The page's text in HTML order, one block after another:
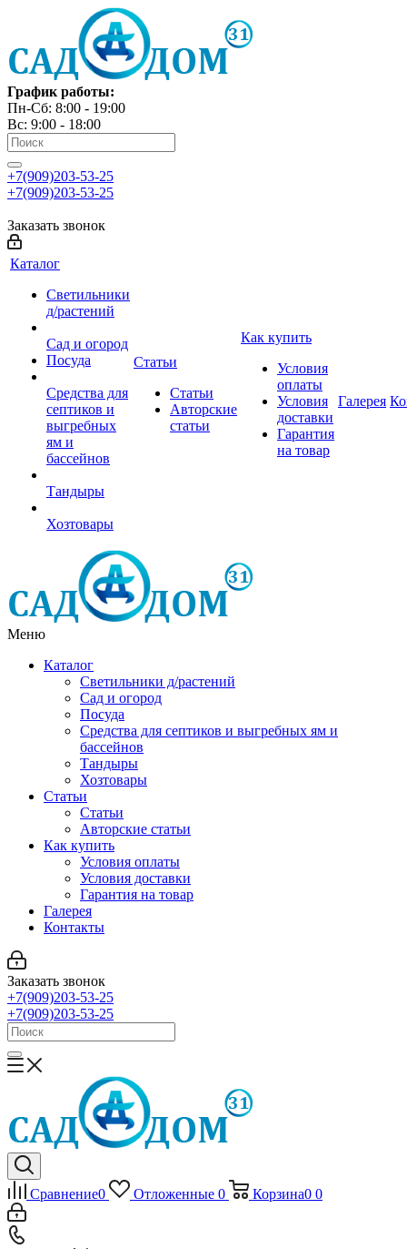
График работы:
Пн-Сб: 8:00 - 19:00
Вс: 9:00 - 18:00
+7(909)203-53-25
+7(909)203-53-25
Заказать звонок
Каталог
Светильники
д/растений
Сад и огород
Посуда
Средства для
септиков и
выгребных
ям и
бассейнов
Тандыры
Хозтовары
Статьи
Статьи
Авторские
статьи
Как купить
Условия
оплаты
Условия
доставки
Гарантия
на товар
Галерея
Меню
Каталог
Светильники д/растений
Сад и огород
Посуда
Средства для септиков и выгребных ям и
бассейнов
Тандыры
Хозтовары
Статьи
Статьи
Авторские статьи
Как купить
Условия оплаты
Условия доставки
Гарантия на товар
Галерея
Контакты
Заказать звонок
+7(909)203-53-25
+7(909)203-53-25
Сравнение0 Отложенные 0 Корзина0 0